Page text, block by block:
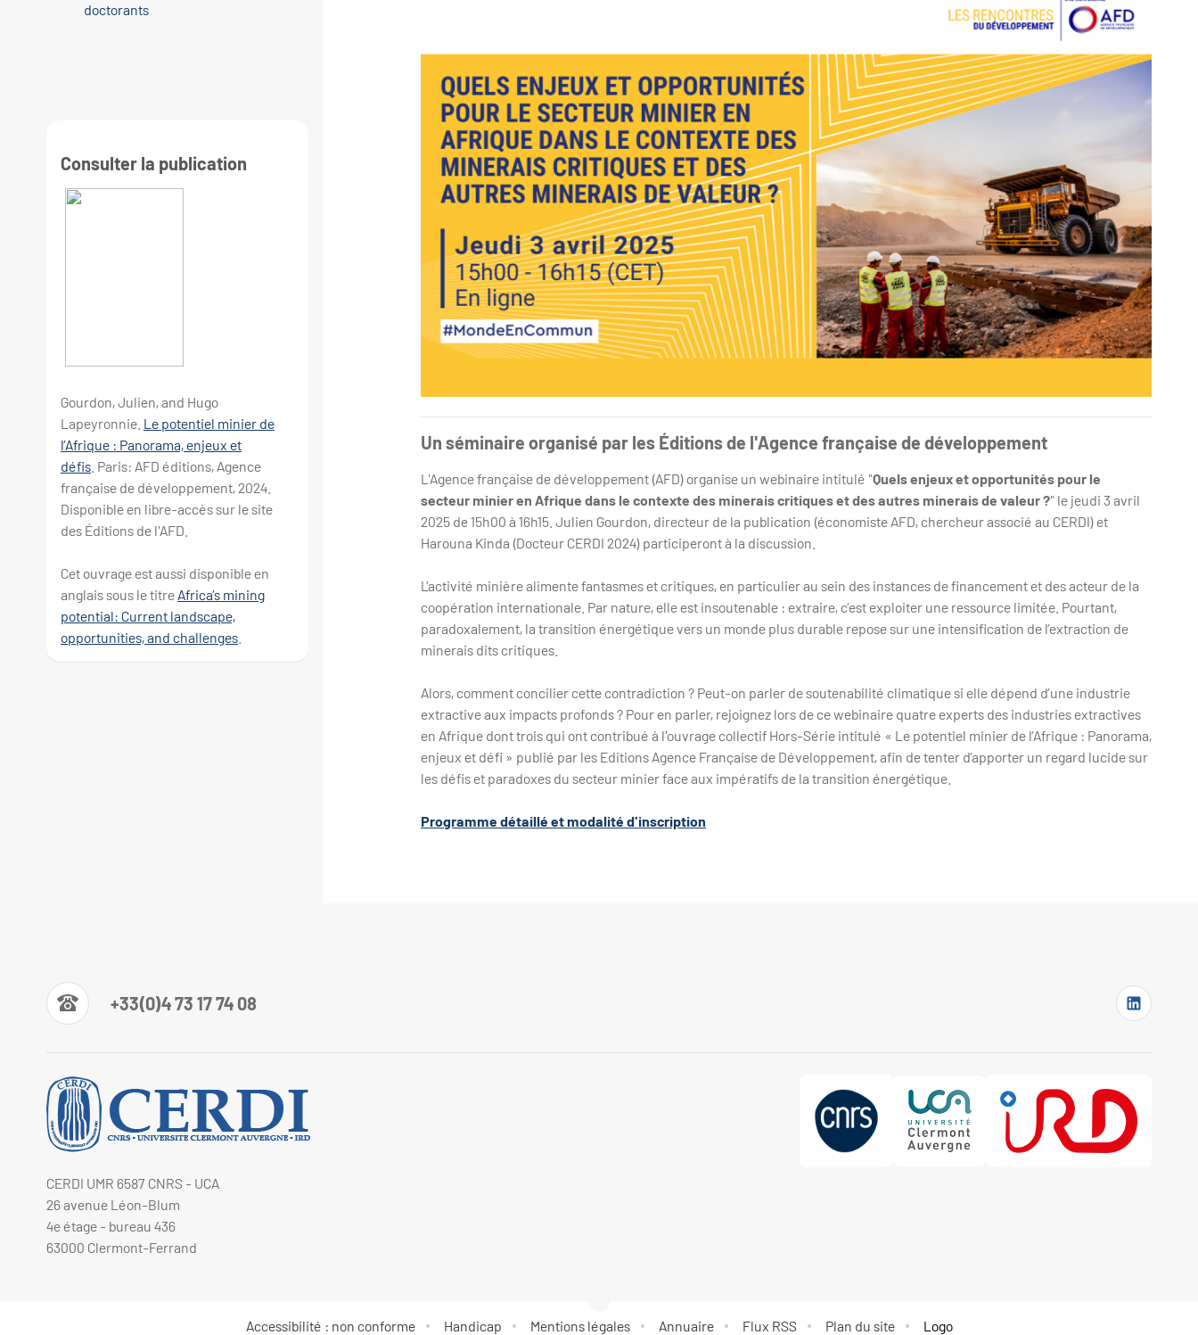
Un séminaire organisé par les Éditions de l'Agence française de développement
L'Agence française de développement (AFD) organise un webinaire intitulé "Quels enjeux et opportunités pour le
secteur minier en Afrique dans le contexte des minerais critiques et des autres minerais de valeur ?" le jeudi 3 avril
2025 de 15h00 à 16h15. Julien Gourdon, directeur de la publication (économiste AFD, chercheur associé au CERDI) et
Harouna Kinda (Docteur CERDI 2024) participeront à la discussion.
L’activité minière alimente fantasmes et critiques, en particulier au sein des instances de financement et des acteur de la
coopération internationale. Par nature, elle est insoutenable : extraire, c’est exploiter une ressource limitée. Pourtant,
paradoxalement, la transition énergétique vers un monde plus durable repose sur une intensification de l’extraction de
minerais dits critiques.
Alors, comment concilier cette contradiction ? Peut-on parler de soutenabilité climatique si elle dépend d’une industrie
extractive aux impacts profonds ? Pour en parler, rejoignez lors de ce webinaire quatre experts des industries extractives
en Afrique dont trois qui ont contribué à l'ouvrage collectif Hors-Série intitulé « Le potentiel minier de l’Afrique : Panorama,
enjeux et défi » publié par les Editions Agence Française de Développement, afin de tenter d’apporter un regard lucide sur
les défis et paradoxes du secteur minier face aux impératifs de la transition énergétique.
Programme détaillé et modalité d'inscription
doctorants
Consulter la publication
Gourdon, Julien, and Hugo
Lapeyronnie. Le potentiel minier de
l’Afrique : Panorama, enjeux et
défis . Paris: AFD éditions, Agence
française de développement, 2024.
Disponible en libre-accès sur le site
des Éditions de l'AFD.
Cet ouvrage est aussi disponible en
anglais sous le titreAfrica’s mining
potential: Current landscape,
opportunities, and challenges
+33(0)4 73 17 74 08
CERDI UMR 6587 CNRS - UCA
26 avenue Léon-Blum
4e étage - bureau 436
63000 Clermont-Ferrand
Accessibilité : non conforme Handicap Mentions légales Annuaire Flux RSS Plan du site Logo